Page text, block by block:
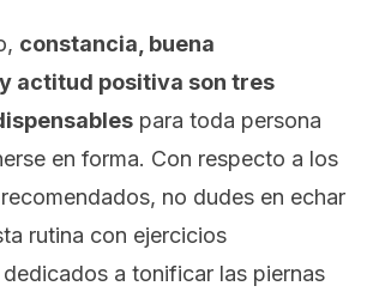
constancia, buena
actitud positiva son tres
para toda persona
en forma. Con respecto a los
no dudes en echar
rutina con ejercicios
a tonificar las piernas